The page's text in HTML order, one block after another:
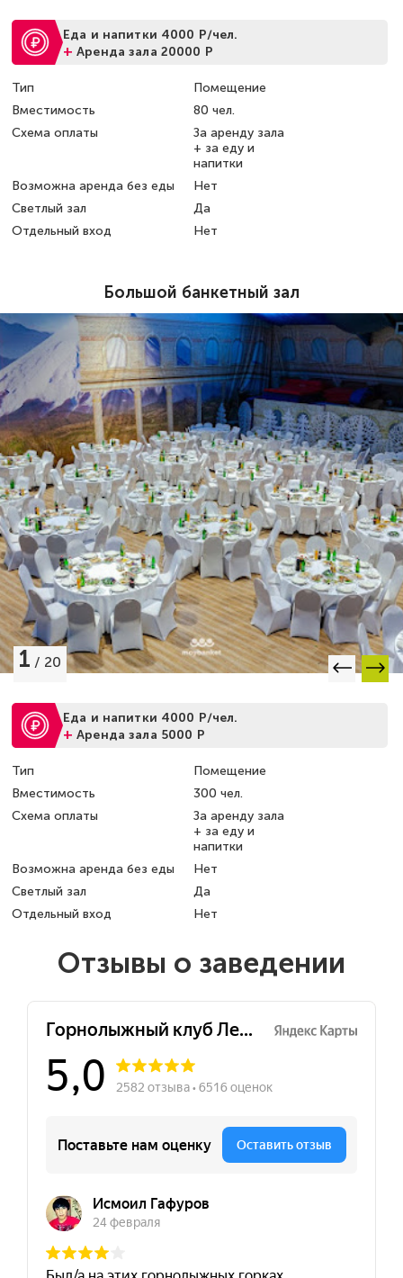
Еда и напитки 4000 Р/чел.
+ Аренда зала 20000 Р
Тип
Помещение
Вместимость
80 чел.
Схема оплаты
За аренду зала
+ за еду и
напитки
Возможна аренда без еды
Нет
Светлый зал
Да
Отдельный вход
Нет
Большой банкетный зал
1 / 20
Еда и напитки 4000 Р/чел.
+ Аренда зала 5000 Р
Тип
Помещение
Вместимость
300 чел.
Схема оплаты
За аренду зала
+ за еду и
напитки
Возможна аренда без еды
Нет
Светлый зал
Да
Отдельный вход
Нет
Отзывы о заведении